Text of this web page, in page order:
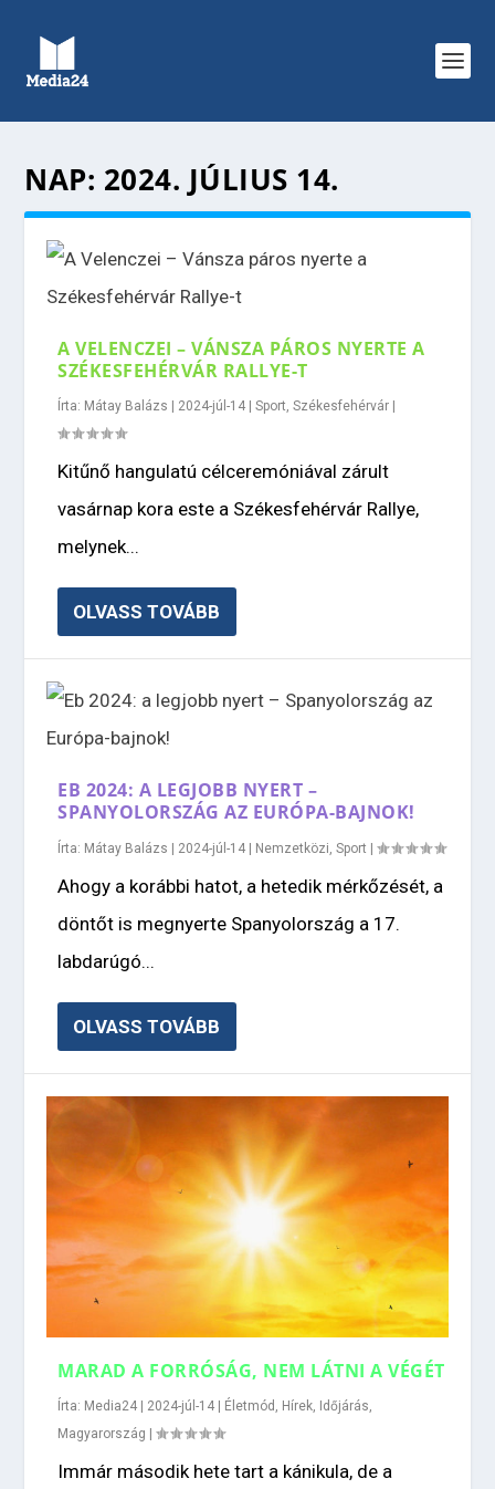
NAP: 2024. JÚLIUS 14.
A VELENCZEI – VÁNSZA PÁROS NYERTE A
SZÉKESFEHÉRVÁR RALLYE-T
Írta: Mátay Balázs 2024-júl-14 |Sport,Székesfehérvár
Kitűnő hangulatú célceremóniával zárult
vasárnap kora este a Székesfehérvár Rallye,
melynek...
OLVASS TOVÁBB
EB 2024: A LEGJOBB NYERT –
SPANYOLORSZÁG AZ EURÓPA-BAJNOK!
Írta: Mátay Balázs 2024-júl-14 Nemzetközi,Sport |
Ahogy a korábbi hatot, a hetedik mérkőzését, a
döntőt is megnyerte Spanyolország a 17.
labdarúgó...
OLVASS TOVÁBB
MARAD A FORRÓSÁG, NEM LÁTNI A VÉGÉT
Írta: Media24 | 2024-júl-14 | Életmód Hírek Időjárás
Magyarország |
Immár második hete tart a kánikula, de a